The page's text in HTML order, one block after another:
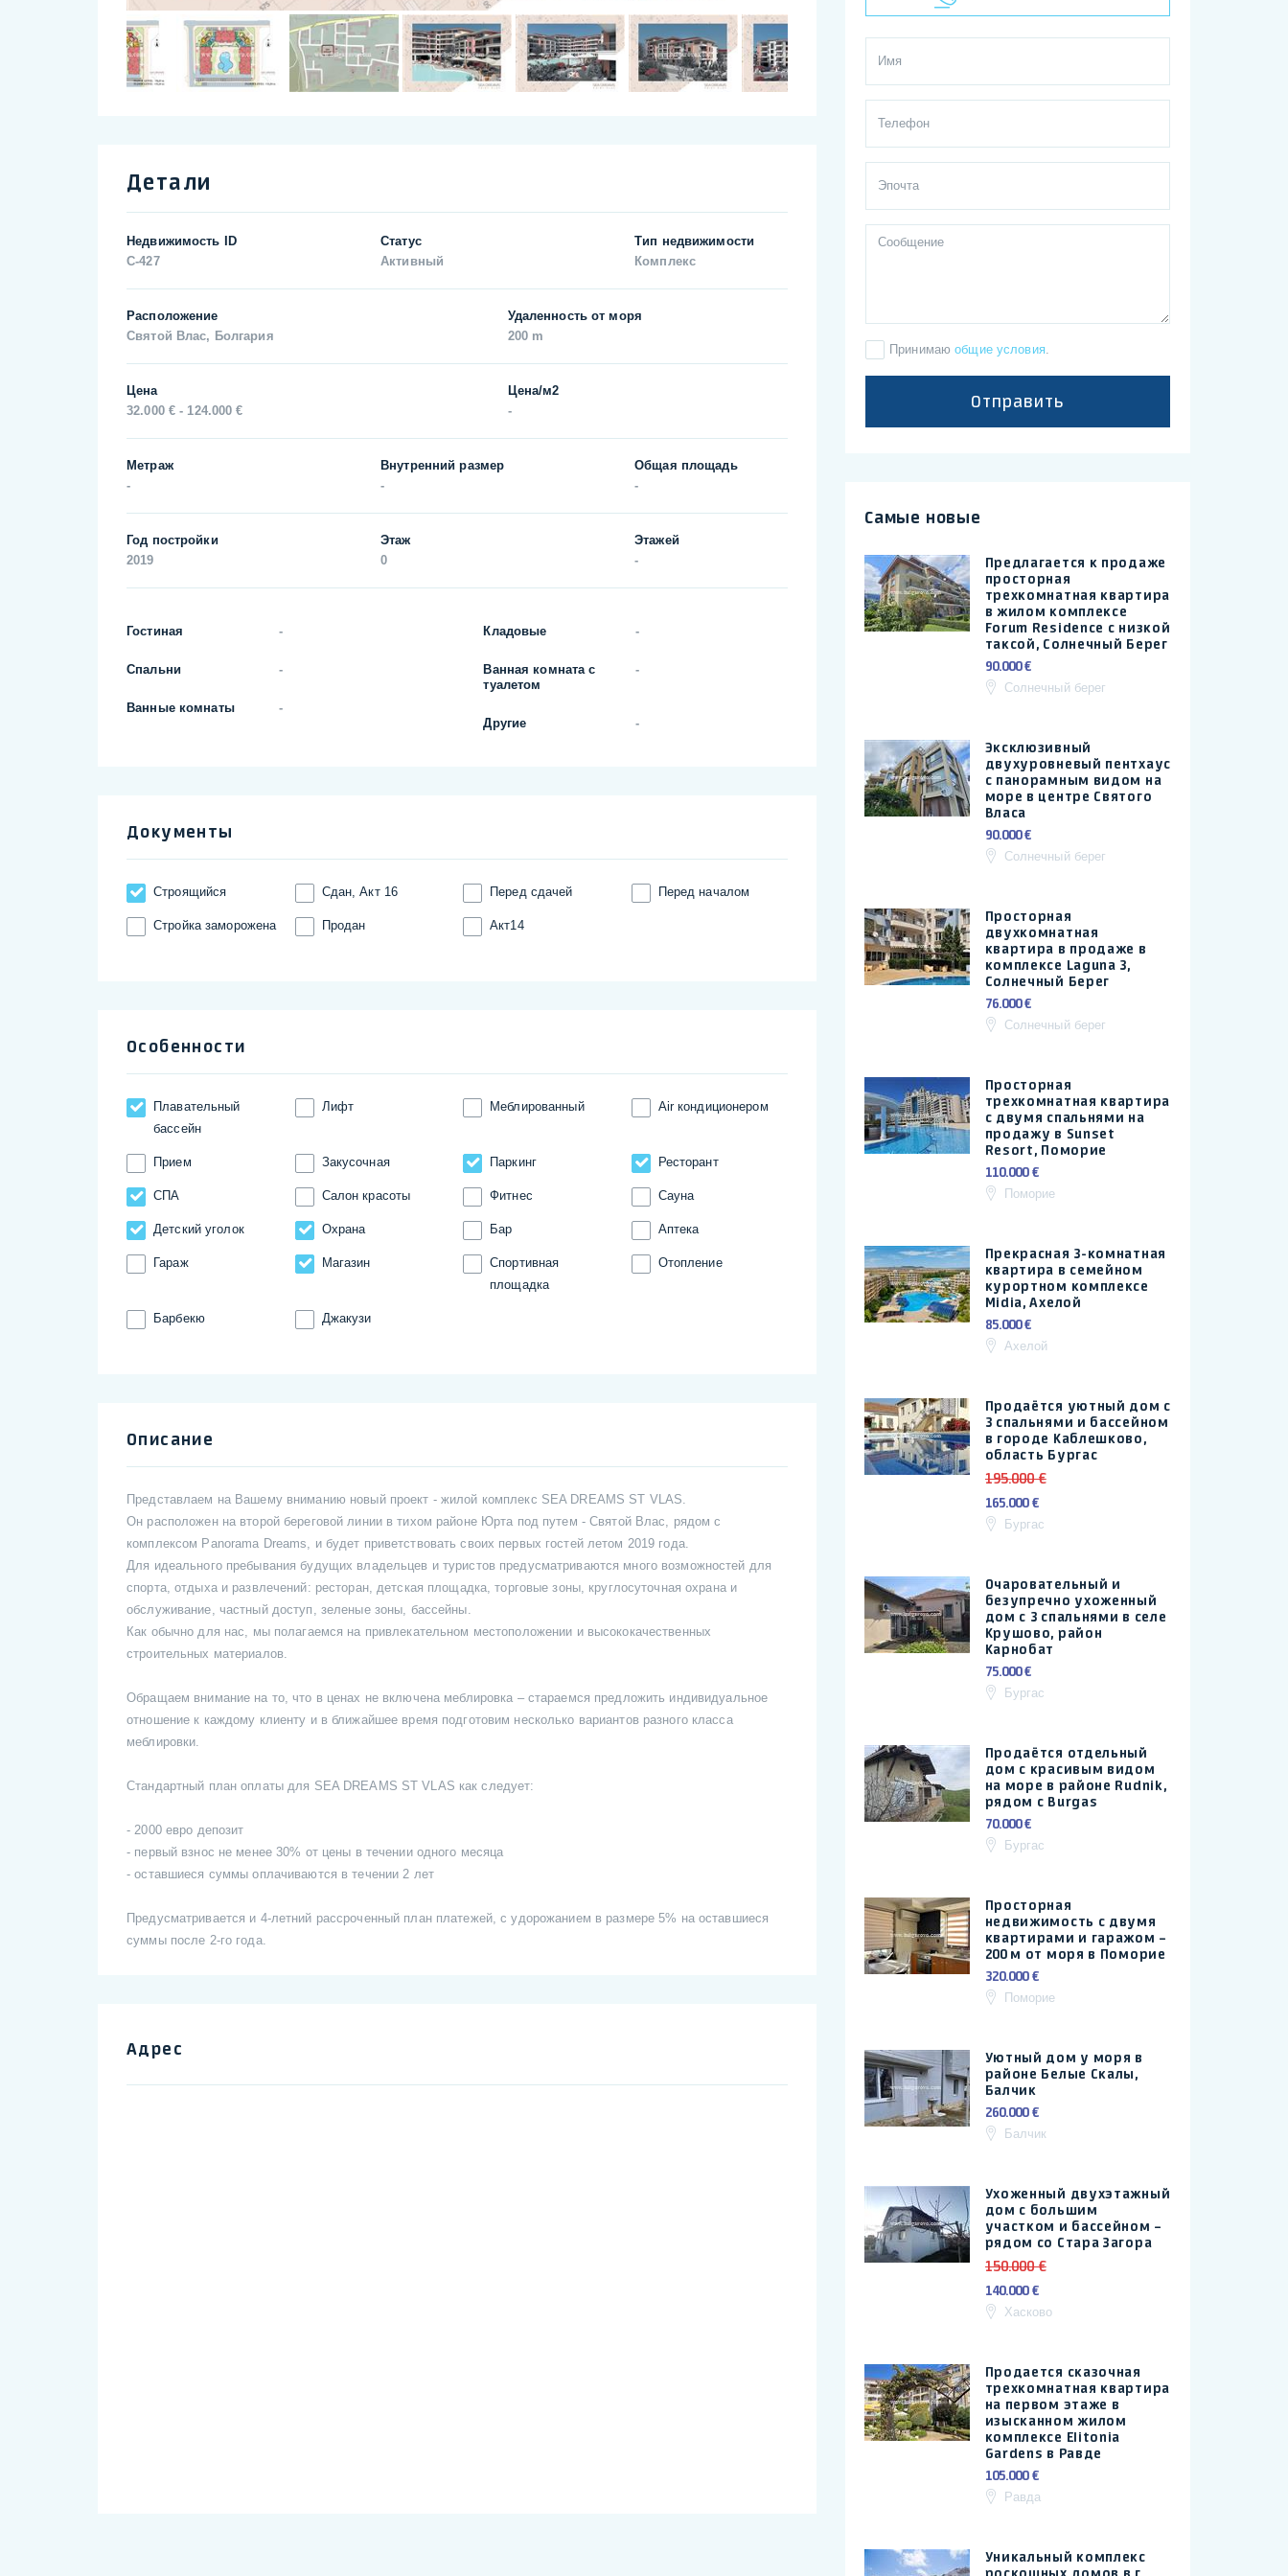
Детали
Недвижимость ID
C-427
Статус
Активный
Тип недвижимости
Комплекс
Расположение
Святой Влас, Болгария
Удаленность от моря
200 m
Цена
32.000 € - 124.000 €
Цена/м2
-
Метраж
-
Внутренний размер
-
Общая площадь
-
Год постройки
2019
Этаж
0
Этажей
-
Гостиная -
Спальни -
Ванные комнаты -
Кладовые -
Ванная комната с
туалетом
-
Другие -
Документы
Строящийся Сдан, Акт 16 Перед сдачей Перед началом
Стройка заморожена Продан Акт14
Особенности
Плавательный
бассейн
Лифт Меблированный Аir кондиционером
Прием Закусочная Паркинг Ресторант
СПА Салон красоты Фитнес Сауна
Детский уголок Охрана Бар Аптека
Гараж Магазин
Спортивная
площадка
Отопление
Барбекю Джакузи
Описание
Представлаем на Вашему вниманию новый проект - жилой комплекс SEA DREAMS ST VLAS.
Он расположен на второй береговой линии в тихом районе Юрта под путем - Святой Влас, рядом с
комплексом Panorama Dreams, и будет приветствовать своих первых гостей летом 2019 года.
Для идеального пребывания будущих владельцев и туристов предусматриваются много возможностей для
спорта, отдыха и развлечений: ресторан, детская площадка, торговые зоны, круглосуточная охрана и
обслуживание, частный доступ, зеленые зоны, бассейны.
Как обычно для нас, мы полагаемся на привлекательном местоположении и высококачественных
строительных материалов.
Обращаем внимание на то, что в ценах не включена меблировка – стараемся предложить индивидуальное
отношение к каждому клиенту и в ближайшее время подготовим несколько вариантов разного класса
меблировки.
Стандартный план оплаты для SEA DREAMS ST VLAS как следует:
- 2000 евро депозит
- первый взнос не менее 30% от цены в течении одного месяца
- оставшиеся суммы оплачиваются в течении 2 лет
Предусматривается и 4-летний рассроченный план платежей, с удорожанием в размере 5% на оставшиеся
суммы после 2-го года.
Адрес
Принимаюобщие условия.
Отправить
Самые новые
Предлагается к продаже
просторная
трехкомнатная квартира
в жилом комплексе
Forum Residence с низкой
таксой, Солнечный Берег
90.000 €
Солнечный берег
Эксклюзивный
двухуровневый пентхаус
с панорамным видом на
море в центре Святого
Власа
90.000 €
Солнечный берег
Просторная
двухкомнатная
квартира в продаже в
комплексе Laguna 3,
Солнечный Берег
76.000 €
Солнечный берег
Просторная
трехкомнатная квартира
с двумя спальнями на
продажу в Sunset
Resort, Поморие
110.000 €
Поморие
Прекрасная 3-комнатная
квартира в семейном
курортном комплексе
Midia, Ахелой
85.000 €
Ахелой
Продаётся уютный дом с
3 спальнями и бассейном
в городе Каблешково,
область Бургас
195.000 €
165.000 €
Бургас
Очаровательный и
безупречно ухоженный
дом с 3 спальнями в селе
Крушово, район
Карнобат
75.000 €
Бургас
Продаётся отдельный
дом с красивым видом
на море в районе Rudnik,
рядом с Burgas
70.000 €
Бургас
Просторная
недвижимость с двумя
квартирами и гаражом –
200 м от моря в Поморие
320.000 €
Поморие
Уютный дом у моря в
районе Белые Скалы,
Балчик
260.000 €
Балчик
Ухоженный двухэтажный
дом с большим
участком и бассейном –
рядом со Стара Загора
150.000 €
140.000 €
Хасково
Продается сказочная
трехкомнатная квартира
на первом этаже в
изысканном жилом
комплексе Elitonia
Gardens в Равде
105.000 €
Равда
Уникальный комплекс